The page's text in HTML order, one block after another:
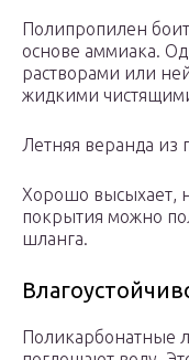
Полипропилен
основе аммиака.
растворами или
жидкими
Летняя веранда из
Хорошо высыхает,
покрытия можно
шланга.
Поликарбонатные